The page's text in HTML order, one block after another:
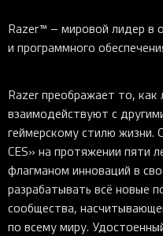
Razer™ – мировой лидер в
и программного
Razer преображает то,
взаимодействуют с
геймерскому стилю
CES» на протяжении пяти
флагманом инноваций в
разрабатывать всё новые
сообщества,
по всему миру.